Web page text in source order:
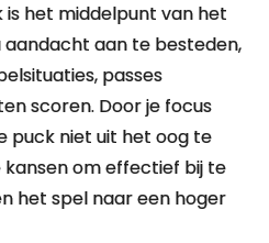
het middelpunt van het
aan te besteden,
passes
scoren. Door je focus
puck niet uit het oog te
kansen om effectief bij te
het spel naar een hoger